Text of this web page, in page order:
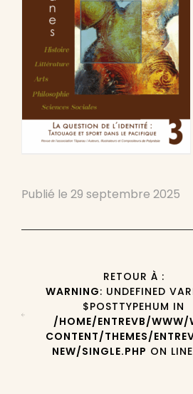
Publié le 29 septembre 2025
RETOUR À :
WARNING: UNDEFINED
$POSTTYPEHUM IN
/HOME/ENTREVB/WWW/
CONTENT/THEMES/
NEW/SINGLE.PHP ON LINE